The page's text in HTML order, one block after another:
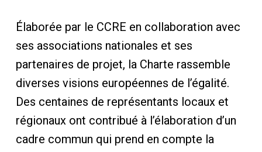
Élaborée par le CCRE en collaboration avec
ses associations nationales et ses
partenaires de projet, la Charte rassemble
diverses visions européennes de l’égalité.
Des centaines de représentants locaux et
régionaux ont contribué à l’élaboration d’un
cadre commun qui prend en compte la